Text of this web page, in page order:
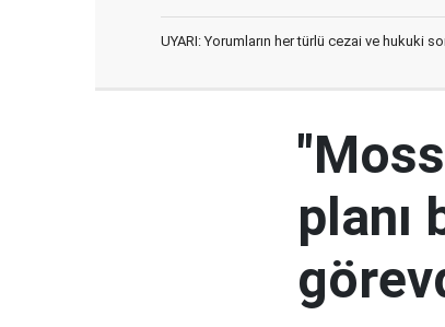
UYARI: Yorumların her türlü cezai ve hukuki
planı